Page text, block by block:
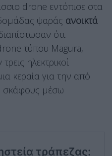
drone εντόπισε στα
ψαράς ανοικτά
ότι
τύπου Magura,
ηλεκτρικοί
κεραία για την από
σκάφους μέσω